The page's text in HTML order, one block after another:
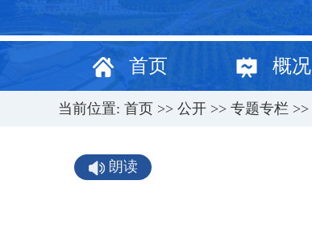
首页 概况
当前位置: 首页 >> 公开 >> 专题专栏 >>
朗读